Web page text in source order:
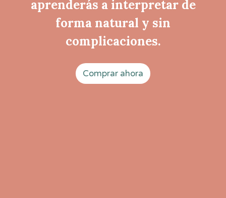
aprenderás a interpretar de
forma natural y sin
complicaciones.
Comprar ahora